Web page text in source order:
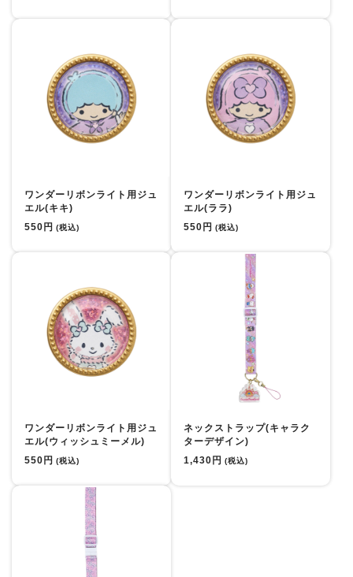
ワンダーリボンライト用ジュ
エル(キキ)
550円 (税込)
ワンダーリボンライト用ジュ
エル(ララ)
550円 (税込)
ワンダーリボンライト用ジュ
エル(ウィッシュミーメル)
550円 (税込)
ネックストラップ(キャラク
ターデザイン)
1,430円 (税込)